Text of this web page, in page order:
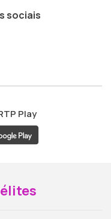
sociais
ao
Play